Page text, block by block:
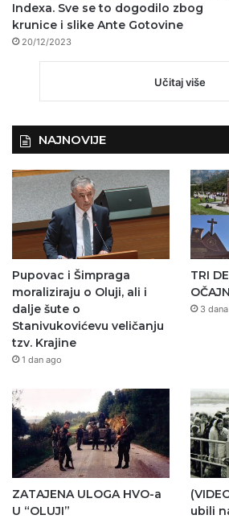
Indexa. Sve se to dogodilo zbog
krunice i slike Ante Gotovine
20/12/2023
Učitaj više
NAJNOVIJE
Pupovac i Šimpraga
moraliziraju o Oluji, ali i
dalje šute o
Stanivukovićevu veličanju
tzv. Krajine
1 dan ago
TRI
3
ZATAJENA ULOGA HVO-a
U “OLUJI”
ubili